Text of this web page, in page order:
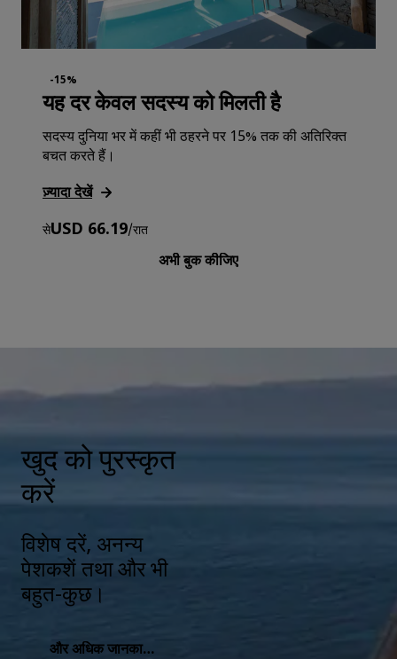
-15%
यह दर केवल सदस्य को मिलती है
सदस्य दुनिया भर में कहीं भी ठहरने पर 15% तक की अतिरिक्त
बचत करते हैं।
ज़्यादा देखें
सेUSD 66.19/रात
अभी बुक कीजिए
खुद को पुरस्कृत
करें
विशेष दरें, अनन्य
पेशकशें तथा और भी
बहुत-कुछ।
और अधिक जानकारी